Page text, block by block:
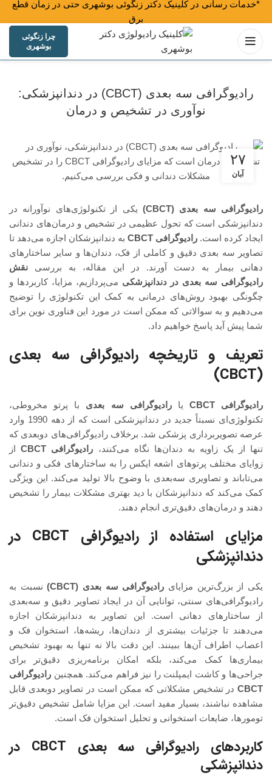
*خدمات رسانی در کلینیک دکتر زنگوئی بوشهری حتی در زمان قطع
برق هم انجا
چرا زنگوئی
بوشهری
رادیوگرافی سه‌ بعدی (CBCT) در دندانپزشکی:
نوآوری در تشخیص و درمان
۲۷
آبان
رادیوگرافی سه‌ بعدی (CBCT)
یکی از تکنولوژی‌های نوآورانه در
دندانپزشکی است که تحول عظیمی در تشخیص و درمان‌های دندانی
ایجاد کرده است. رادیوگرافی CBCT
به دندانپزشکان اجازه می‌دهد تا
تصاویر سه‌ بعدی دقیق و کاملی از فک، دندان‌ها و سایر ساختارهای
دهانی بیمار به دست آورند. در این مقاله، به بررسی نقش
رادیوگرافی سه‌ بعدی در دندانپزشکی می‌پردازیم، مزایا، کاربردها و
چگونگی بهبود روش‌های درمانی به کمک این تکنولوژی را توضیح
می‌دهیم و به سوالاتی که ممکن است در مورد این فناوری نوین برای
شما پیش آید پاسخ خواهیم داد.
تعریف و تاریخچه رادیوگرافی سه‌ بعدی
(CBCT)
رادیوگرافی CBCT یا رادیوگرافی سه‌ بعدی با پرتو مخروطی،
تکنولوژی‌ای نسبتاً جدید در دندانپزشکی است که از دهه 1990 وارد
عرصه تصویربرداری پزشکی شد. برخلاف رادیوگرافی‌های دوبعدی که
تنها از یک زاویه به دندان‌ها نگاه می‌کنند، رادیوگرافی CBCT
از
زوایای مختلف پرتوهای اشعه ایکس را به ساختارهای فکی و دندانی
می‌تاباند و تصاویری سه‌بعدی با وضوح بالا تولید می‌کند. این ویژگی
کمک می‌کند که دندانپزشکان با دید بهتری مشکلات بیمار را تشخیص
دهند و درمان‌های دقیق‌تری انجام دهند.
مزایای استفاده از رادیوگرافی CBCT در
دندانپزشکی
یکی از بزرگ‌ترین مزایای رادیوگرافی سه‌ بعدی (CBCT)
نسبت به
رادیوگرافی‌های سنتی، توانایی آن در ایجاد تصاویر دقیق و سه‌بعدی
از ساختارهای دهانی است. این تصاویر به دندانپزشکان اجازه
می‌دهند تا جزئیات بیشتری از دندان‌ها، ریشه‌ها، استخوان فک و
اعصاب اطراف آن‌ها ببینند. این دقت بالا نه تنها به بهبود تشخیص
بیماری‌ها کمک می‌کند، بلکه امکان برنامه‌ریزی دقیق‌تر برای
جراحی‌ها و کاشت ایمپلنت را نیز فراهم می‌کند. همچنین رادیوگرافی
CBCT در تشخیص مشکلاتی که ممکن است در تصاویر دوبعدی قابل
مشاهده نباشند، بسیار مفید است. این مزایا شامل تشخیص دقیق‌تر
تومورها، ضایعات استخوانی و تحلیل استخوان فک است.
کاربردهای رادیوگرافی سه‌ بعدی CBCT در
دندانپزشکی